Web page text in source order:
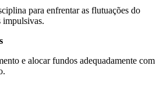
para enfrentar as flutuações do
impulsivas.
e alocar fundos adequadamente com